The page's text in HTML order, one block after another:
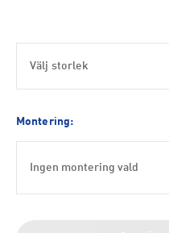
Välj storlek
Montering:
Ingen montering vald